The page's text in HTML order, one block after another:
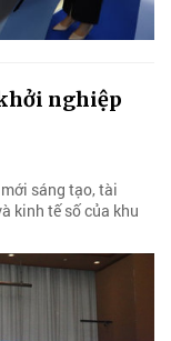
nghiệp
sáng tạo, tài
kinh tế số của khu